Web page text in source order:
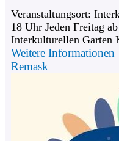
Veranstaltungsort:
18 Uhr Jeden Freitag
Interkulturellen Garten
Weitere Informationen
Remask